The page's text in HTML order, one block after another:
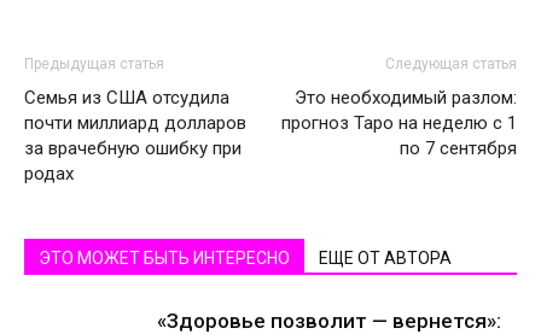
Предыдущая статья
Семья из США отсудила
почти миллиард долларов
за врачебную ошибку при
родах
Следующая статья
Это необходимый разлом:
прогноз Таро на неделю с 1
по 7 сентября
ЭТО МОЖЕТ БЫТЬ ИНТЕРЕСНО ЕЩЕ ОТ АВТОРА
«Здоровье позволит — вернется»: